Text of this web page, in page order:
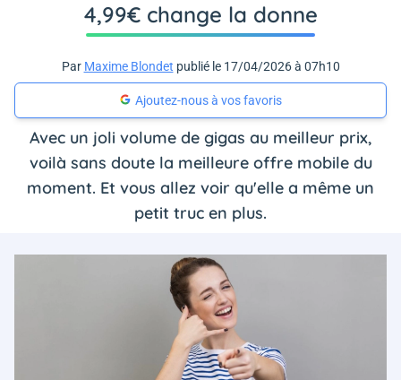
4,99€ change la donne
Par Maxime Blondet publié le 17/04/2026 à 07h10
Ajoutez-nous à vos favoris
Avec un joli volume de gigas au meilleur prix,
voilà sans doute la meilleure offre mobile du
moment. Et vous allez voir qu'elle a même un
petit truc en plus.